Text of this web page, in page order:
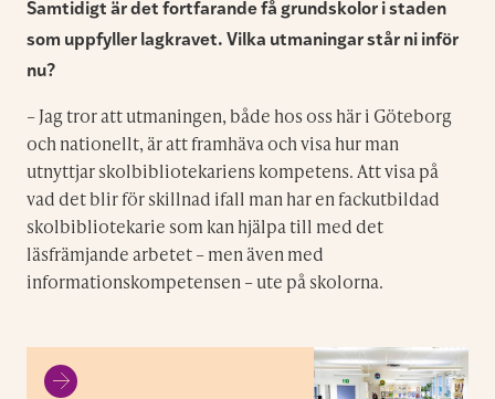
Samtidigt är det fortfarande få grundskolor i staden
som uppfyller lagkravet. Vilka utmaningar står ni inför
nu?
– Jag tror att utmaningen, både hos oss här i Göteborg
och nationellt, är att framhäva och visa hur man
utnyttjar skolbibliotekariens kompetens. Att visa på
vad det blir för skillnad ifall man har en fackutbildad
skolbibliotekarie som kan hjälpa till med det
läsfrämjande arbetet – men även med
informationskompetensen – ute på skolorna.